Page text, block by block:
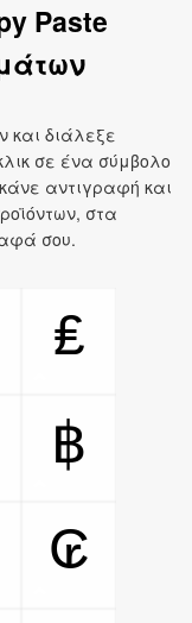
Paste
και διάλεξε
σε ένα σύμβολο
αντιγραφή και
στα
σου.
₤
฿
₢